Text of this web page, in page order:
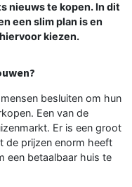
nieuws te kopen. In dit
een slim plan is en
kiezen.
besluiten om hun
Een van de
Er is een groot
de prijzen enorm heeft
een betaalbaar huis te